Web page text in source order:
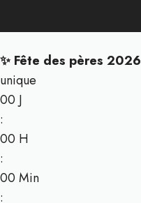
✨ Fête des pères
unique
00 J
:
00 H
:
00 Min
: